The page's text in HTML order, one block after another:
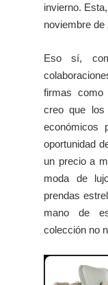
invierno.
noviembre de
Eso sí,
firmas como
creo que los
económicos
oportunidad
un precio a
moda de
prendas
mano de
colección no